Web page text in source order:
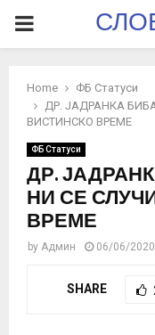
PRIMARY
Home
ФБ Статуси
ДР. ЈАДРАНКА
ВИСТИНСКО ВРЕМЕ
ФБ Статуси
ДР.
НИ СЕ
ВРЕМЕ
by Админ 06/06/2020
SHARE